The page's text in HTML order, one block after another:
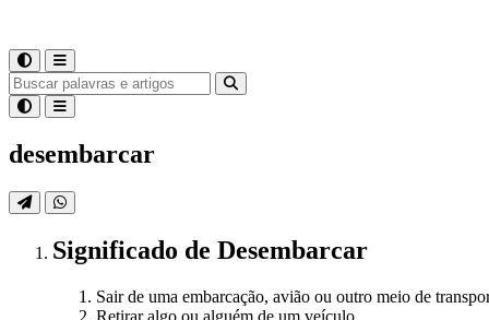
desembarcar
Significado de Desembarcar
Sair de uma embarcação, avião ou outro meio de
Retirar algo ou alguém de um veículo